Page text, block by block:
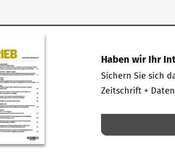
Haben wir Ihr
Sichern Sie sich
Zeitschrift +